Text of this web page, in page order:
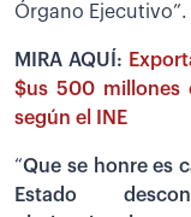
Órgano Ejecutivo”.
MIRA AQUÍ:
$us 500 millones
según el INE
“Que se honre es
Estado